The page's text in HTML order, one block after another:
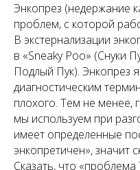
Энкопрез (недержание
проблем, с которой
В экстернализации
в «Sneaky Poo» (Снуки
Подлый Пук). Энкопрез
диагностическим
плохого. Тем не менее,
мы используем при
имеет определенные
энкопретичен», значит
Сказать, что